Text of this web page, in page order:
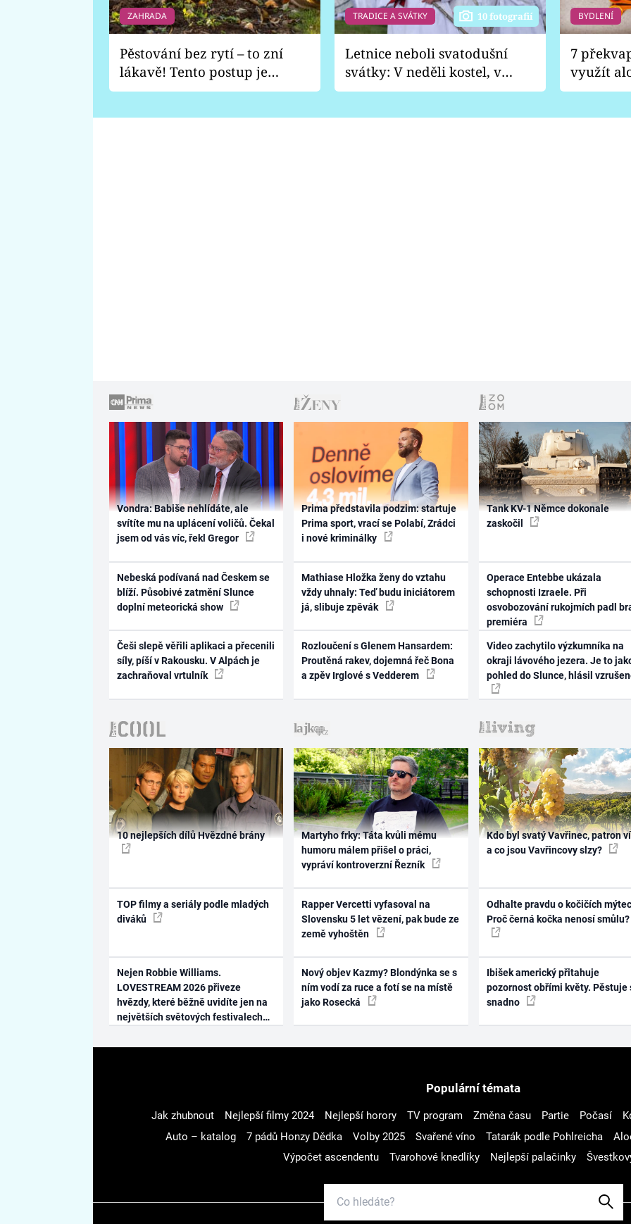
ZAHRADA
Pěstování bez rytí – to zní
lákavě! Tento postup je
vhodný jen pro některé
TRADICE A SVÁTKY 10 fotografií
Letnice neboli svatodušní
svátky: V neděli kostel, v
pondělí zábava
BYDLENÍ
7
využít
Vondra: Babiše nehlídáte, ale
svítíte mu na uplácení voličů. Čekal
jsem od vás víc, řekl Gregor
Nebeská podívaná nad Českem se
blíží. Působivé zatmění Slunce
doplní meteorická show
Češi slepě věřili aplikaci a přecenili
síly, píší v Rakousku. V Alpách je
zachraňoval vrtulník
Prima představila podzim: startuje
Prima sport, vrací se Polabí, Zrádci
i nové kriminálky
Mathiase Hložka ženy do vztahu
vždy uhnaly: Teď budu iniciátorem
já, slibuje zpěvák
Rozloučení s Glenem Hansardem:
Proutěná rakev, dojemná řeč Bona
a zpěv Irglové s Vedderem
Tank KV-1 Němce dokonale
zaskočil
Operace Entebbe ukázala
schopnosti Izraele. Při
osvobozování rukojmích padl
premiéra
Video zachytilo výzkumníka na
okraji lávového jezera. Je to
pohled do Slunce, hlásil
10 nejlepších dílů Hvězdné brány
TOP filmy a seriály podle mladých
diváků
Nejen Robbie Williams.
LOVESTREAM 2026 přiveze
hvězdy, které běžně uvidíte jen na
největších světových festivalech
Martyho frky: Táta kvůli mému
humoru málem přišel o práci,
vypráví kontroverzní Řezník
Rapper Vercetti vyfasoval na
Slovensku 5 let vězení, pak bude ze
země vyhoštěn
Nový objev Kazmy? Blondýnka se s
ním vodí za ruce a fotí se na místě
jako Rosecká
Kdo byl svatý Vavřinec, patron
a co jsou Vavřincovy slzy?
Odhalte pravdu o kočičích
Proč černá kočka nenosí smůlu?
Ibišek americký přitahuje
pozornost obřími květy. Pěstuje
snadno
Populární témata
Jak zhubnout Nejlepší filmy 2024 Nejlepší horory TV program Změna času Partie Počasí
Auto – katalog
7 pádů Honzy Dědka Volby 2025 Svařené víno Tatarák podle Pohlreicha
Výpočet ascendentu
Tvarohové knedlíky Nejlepší palačinky